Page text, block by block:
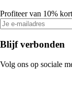
Profiteer van 10%
Blijf verbonden
Volg ons op sociale